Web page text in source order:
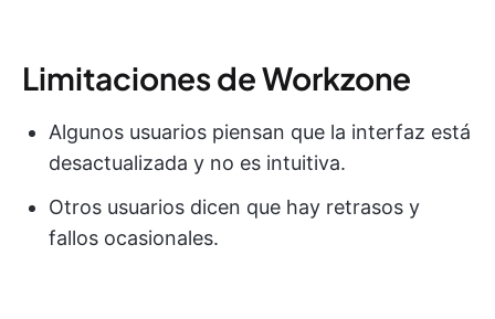
Limitaciones de Workzone
Algunos usuarios piensan que la interfaz está
desactualizada y no es intuitiva.
Otros usuarios dicen que hay retrasos y
fallos ocasionales.